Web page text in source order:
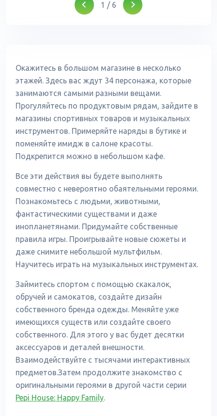
1 / 6
Окажитесь в большом магазине в несколько
этажей. Здесь вас ждут 34 персонажа, которые
занимаются самыми разными вещами.
Прогуляйтесь по продуктовым рядам, зайдите в
магазины спортивных товаров и музыкальных
инструментов. Примеряйте наряды в бутике и
поменяйте имидж в салоне красоты.
Подкрепится можно в небольшом кафе.
Все эти действия вы будете выполнять
совместно с невероятно обаятельными героями.
Познакомьтесь с людьми, животными,
фантастическими существами и даже
инопланетянами. Придумайте собственные
правила игры. Проигрывайте новые сюжеты и
даже снимите небольшой мультфильм.
Научитесь играть на музыкальных инструментах.
Займитесь спортом с помощью скакалок,
обручей и самокатов, создайте дизайн
собственного бренда одежды. Меняйте уже
имеющихся существ или создайте своего
собственного. Для этого у вас будет десятки
аксессуаров и деталей внешности.
Взаимодействуйте с тысячами интерактивных
предметов.Затем продолжите знакомство с
оригинальными героями в другой части серии
Pepi House: Happy Family.